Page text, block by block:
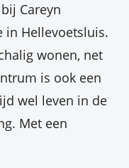
Careyn
in Hellevoetsluis.
wonen, net
is ook een
wel leven in de
Met een